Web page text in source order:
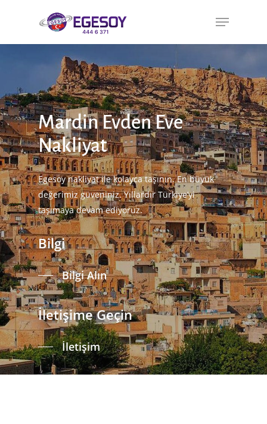
Mardin Evden Eve
Nakliyat
Egesoy nakliyat ile kolayca taşının. En büyük
değerimiz güveniniz. Yıllardır Türkiye’yi
taşımaya devam ediyoruz.
Bilgi
Bilgi Alın
İletişime Geçin
İletişim